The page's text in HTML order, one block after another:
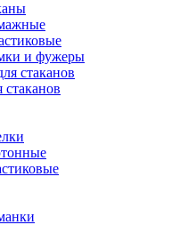
и фужеры
стаканов